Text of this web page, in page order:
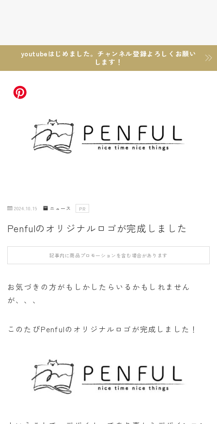
youtubeはじめました。チャンネル登録よろしくお願い
します！
2024.10.19 ニュース PR
Penfulのオリジナルロゴが完成しました
記事内に商品プロモーションを含む場合があります
お気づきの方がもしかしたらいるかもしれません
が、、、
このたびPenfulのオリジナルロゴが完成しました！